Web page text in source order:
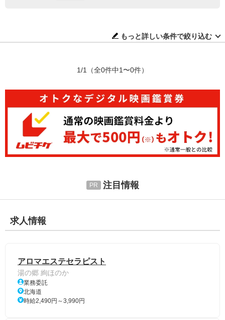
もっと詳しい条件で絞り込む
1/1 （全0件中1〜0件）
注目情報
求人情報
アロマエステセラピスト
湯の郷 絢ほのか
業務委託
北海道
時給2,490円～3,990円